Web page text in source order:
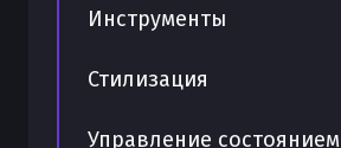
Руководство по
Интеграция Tiptap для
Инструменты
Webpack и Vue полное
Стилизация
Scoped стили - изоляция
Управление состоянием